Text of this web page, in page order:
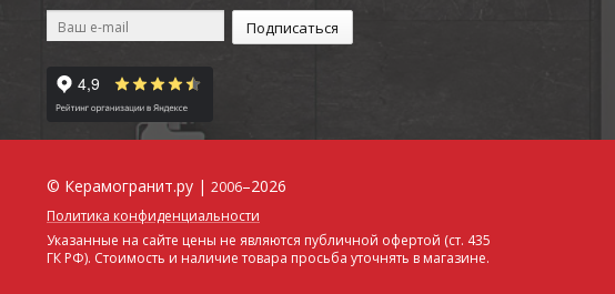
© Керамогранит.ру | 2006–2026
Политика конфиденциальности
Указанные на сайте цены не являются публичной офертой (ст. 435
ГК РФ). Стоимость и наличие товара просьба уточнять в магазине.